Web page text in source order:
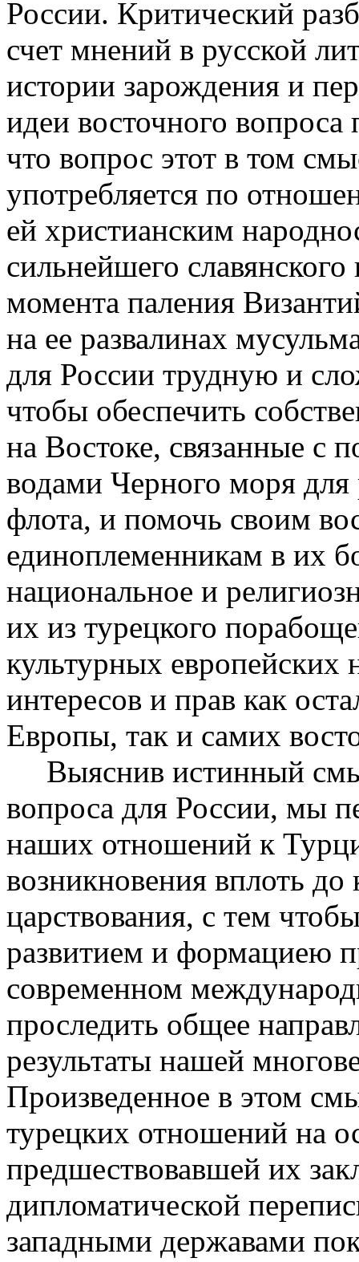
России. Критический
счет мнений в русской
истории зарождения и
идеи восточного
что вопрос этот в том
употребляется по
ей христианским
сильнейшего
момента паления
на ее развалинах
для России трудную и
чтобы обеспечить
на Востоке, связанные с
водами Черного моря для
флота, и помочь своим
единоплеменникам в их
национальное и
их из турецкого
культурных европейских
интересов и прав как
Европы, так и самих
Выяснив истинный
вопроса для России, мы
наших отношений к
возникновения вплоть
царствования, с тем
развитием и формациею
современном
проследить общее
результаты нашей
Произведенное в этом
турецких отношений на
предшествовавшей их
дипломатической
западными державами